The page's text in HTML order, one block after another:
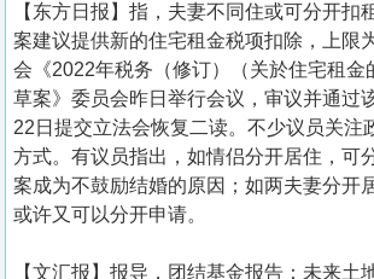
【东方日报】指，夫妻不同住或可分开扣
案建议提供新的住宅租金税项扣除，上限
会《2022年税务（修订）（关於住宅租金
草案》委员会昨日举行会议，审议并通过
22日提交立法会恢复二读。不少议员关注
方式。有议员指出，如情侣分开居住，可
案成为不鼓励结婚的原因；如两夫妻分开
或许又可以分开申请。
【文汇报】报导，团结基金报告：未来土